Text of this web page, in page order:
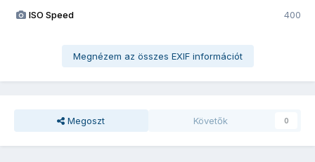
ISO Speed 400
Megnézem az összes EXIF információt
Megoszt Követők 0